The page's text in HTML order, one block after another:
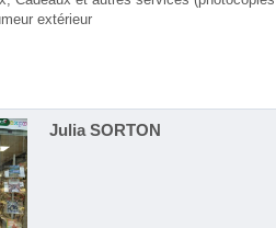
extérieur
Julia SORTON